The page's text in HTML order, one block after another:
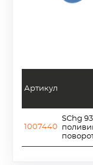
Артикул
1007440
SChg